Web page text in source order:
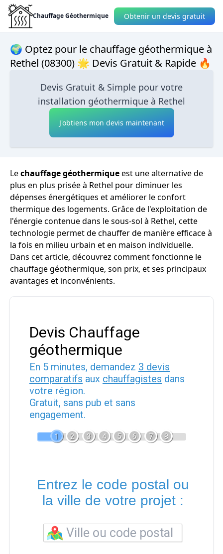
Chauffage Géothermique Obtenir un devis gratuit
🌍 Optez pour le chauffage géothermique à
Rethel (08300) 🌟 Devis Gratuit & Rapide 🔥
Devis Gratuit & Simple pour votre
installation géothermique à Rethel
J'obtiens mon devis maintenant
Lechauffage géothermiqueest une alternative de
plus en plus prisée à Rethel pour diminuer les
dépenses énergétiques et améliorer le confort
thermique des logements. Grâce de l'exploitation de
l'énergie contenue dans le sous-sol à Rethel, cette
technologie permet de chauffer de manière efficace à
la fois en milieu urbain et en maison individuelle.
Dans cet article, découvrez comment fonctionne le
chauffage géothermique, son prix, et ses principaux
avantages et inconvénients.
Devis Chauffage
géothermique
En 5 minutes, demandez 3 devis
comparatifs aux chauffagistes dans
votre région.
Gratuit, sans pub et sans
engagement.
1 2 3 4 5 6 7 8
Entrez le code postal ou
la ville de votre projet :